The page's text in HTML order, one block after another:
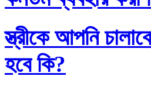
স্ত্রীকে আপনি
হবে কি?